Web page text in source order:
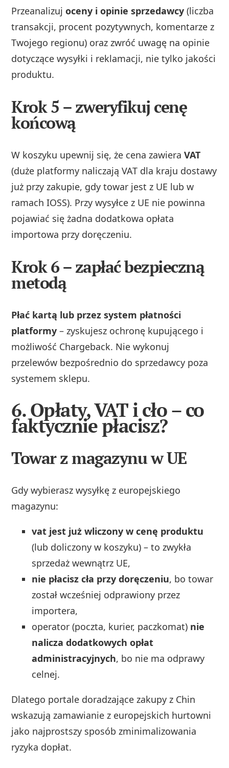
Przeanalizujoceny i opinie sprzedawcy (liczba
transakcji, procent pozytywnych, komentarze z
Twojego regionu) oraz zwróć uwagę na opinie
dotyczące wysyłki i reklamacji, nie tylko jakości
produktu.
Krok 5 – zweryfikuj cenę
końcową
W koszyku upewnij się, że cena zawieraVAT
(duże platformy naliczają VAT dla kraju dostawy
już przy zakupie, gdy towar jest z UE lub w
ramach IOSS). Przy wysyłce z UE nie powinna
pojawiać się żadna dodatkowa opłata
importowa przy doręczeniu.
Krok 6 – zapłać bezpieczną
metodą
Płać kartą lub przez system płatności
platformy – zyskujesz ochronę kupującego i
możliwość Chargeback. Nie wykonuj
przelewów bezpośrednio do sprzedawcy poza
systemem sklepu.
6. Opłaty, VAT i cło – co
faktycznie płacisz?
Towar z magazynu w UE
Gdy wybierasz wysyłkę z europejskiego
magazynu:
vat jest już wliczony w cenę produktu
(lub doliczony w koszyku) – to zwykła
sprzedaż wewnątrz UE,
nie płacisz cła przy doręczeniu, bo towar
został wcześniej odprawiony przez
importera,
operator (poczta, kurier, paczkomat) nie
nalicza dodatkowych opłat
administracyjnych, bo nie ma odprawy
celnej.
Dlatego portale doradzające zakupy z Chin
wskazują zamawianie z europejskich hurtowni
jako najprostszy sposób zminimalizowania
ryzyka dopłat.